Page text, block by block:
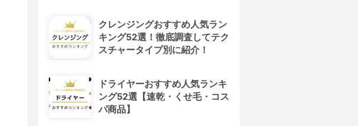
クレンジングおすすめ人気ラン
キング52選！徹底調査してテク
スチャータイプ別に紹介！
ドライヤーおすすめ人気ランキ
ング52選【速乾・くせ毛・コス
パ商品】